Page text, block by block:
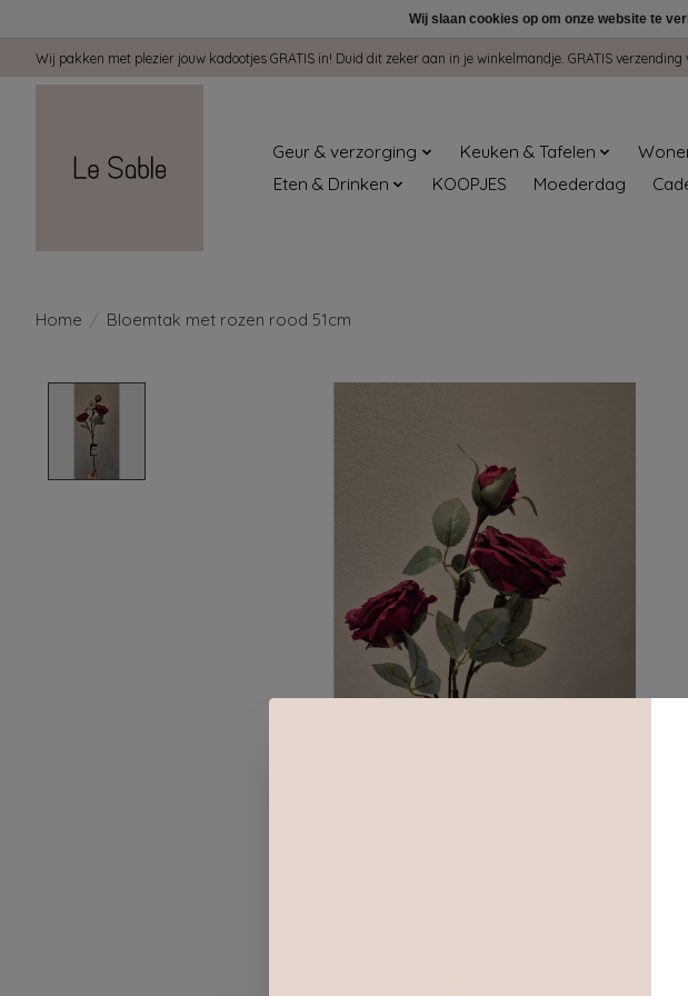
Wij pakken met plezier jouw kadootjes GRATIS in! Duid dit zeker aan in je winkelmandje. GRATIS verzending
Geur & verzorging Keuken & Tafelen
Eten & Drinken
KOOPJES Moederdag
Home / Bloemtak met rozen rood 51cm
Wij slaan cookies op om onze website te